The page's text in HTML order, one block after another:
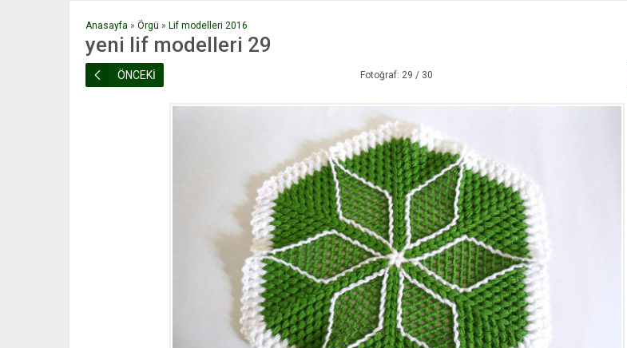
Anasayfa » Örgü » Lif modelleri 2016
yeni lif modelleri 29
ÖNCEKİ Fotoğraf: 29 / 30